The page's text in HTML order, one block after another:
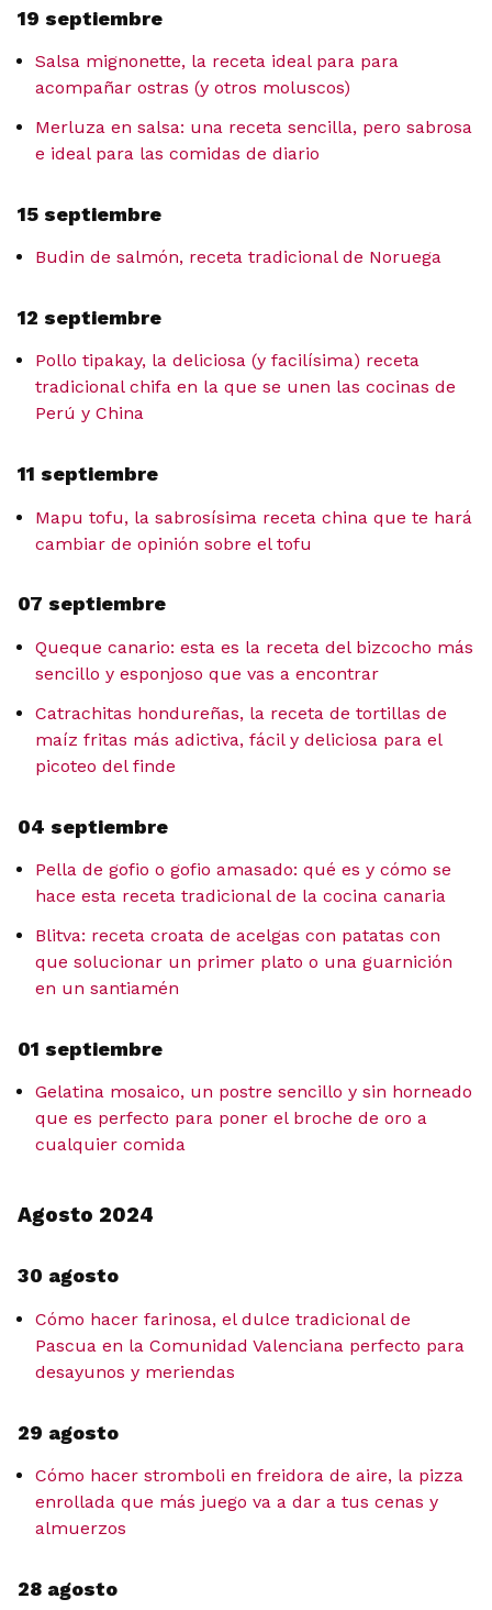
19 septiembre
Salsa mignonette, la receta ideal para para
acompañar ostras (y otros moluscos)
Merluza en salsa: una receta sencilla, pero sabrosa
e ideal para las comidas de diario
15 septiembre
Budin de salmón, receta tradicional de Noruega
12 septiembre
Pollo tipakay, la deliciosa (y facilísima) receta
tradicional chifa en la que se unen las cocinas de
Perú y China
11 septiembre
Mapu tofu, la sabrosísima receta china que te hará
cambiar de opinión sobre el tofu
07 septiembre
Queque canario: esta es la receta del bizcocho más
sencillo y esponjoso que vas a encontrar
Catrachitas hondureñas, la receta de tortillas de
maíz fritas más adictiva, fácil y deliciosa para el
picoteo del finde
04 septiembre
Pella de gofio o gofio amasado: qué es y cómo se
hace esta receta tradicional de la cocina canaria
Blitva: receta croata de acelgas con patatas con
que solucionar un primer plato o una guarnición
en un santiamén
01 septiembre
Gelatina mosaico, un postre sencillo y sin horneado
que es perfecto para poner el broche de oro a
cualquier comida
Agosto 2024
30 agosto
Cómo hacer farinosa, el dulce tradicional de
Pascua en la Comunidad Valenciana perfecto para
desayunos y meriendas
29 agosto
Cómo hacer stromboli en freidora de aire, la pizza
enrollada que más juego va a dar a tus cenas y
almuerzos
28 agosto